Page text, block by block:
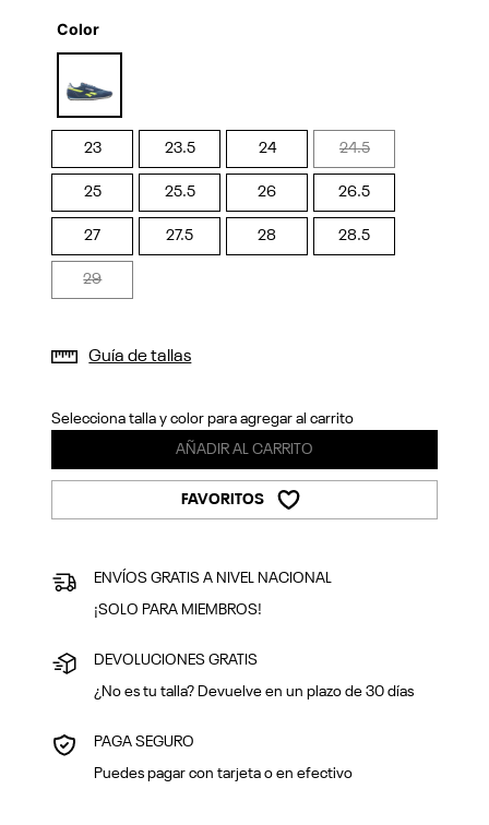
Color
selected
23 23.5 24 24.5
25 25.5 26 26.5
27 27.5 28 28.5
29
Guía de tallas
Selecciona talla y color para agregar al carrito
AÑADIR AL CARRITO
FAVORITOS
ENVÍOS GRATIS A NIVEL NACIONAL
¡SOLO PARA MIEMBROS!
DEVOLUCIONES GRATIS
¿No es tu talla? Devuelve en un plazo de 30 días
PAGA SEGURO
Puedes pagar con tarjeta o en efectivo